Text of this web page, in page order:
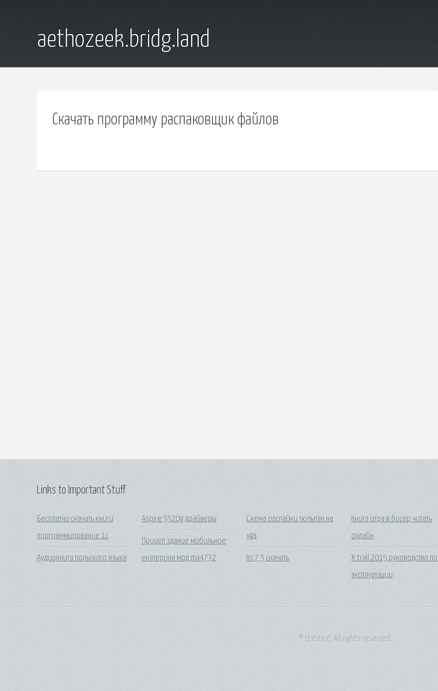
aethozeek.bridg.land
Скачать программу распаковщик файлов
Links to Important Stuff
Бесплатно скачать книги
программирование 1с
Аудиокнига польского языка
Aspire 5520g драйверы
Прицеп здание мобильное
екатерина мод mа4732
Схема распайки тюльпан на
vga
Iis 7 5 скачать
Книга игра в бисер читать
онлайн
X trail 2015 руководство по
эксплуатации
© Untitled. All rights reserved.